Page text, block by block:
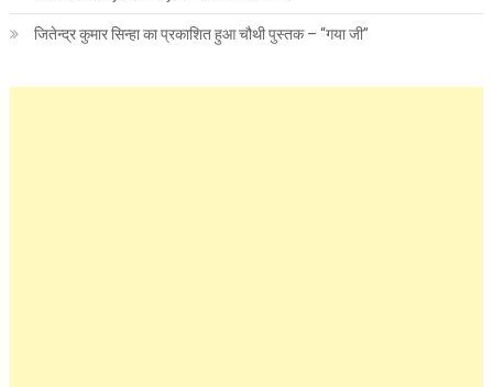
जितेन्द्र कुमार सिन्हा का प्रकाशित हुआ चौथी पुस्तक – “गया जी”